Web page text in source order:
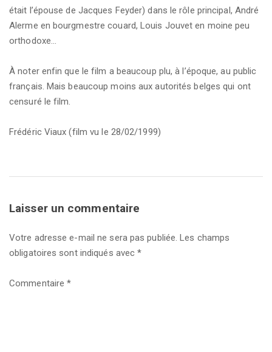
était l’épouse de Jacques Feyder) dans le rôle principal, André
Alerme en bourgmestre couard, Louis Jouvet en moine peu
orthodoxe…
À noter enfin que le film a beaucoup plu, à l’époque, au public
français. Mais beaucoup moins aux autorités belges qui ont
censuré le film.
Frédéric Viaux (film vu le 28/02/1999)
Laisser un commentaire
Votre adresse e-mail ne sera pas publiée. Les champs
obligatoires sont indiqués avec*
Commentaire*